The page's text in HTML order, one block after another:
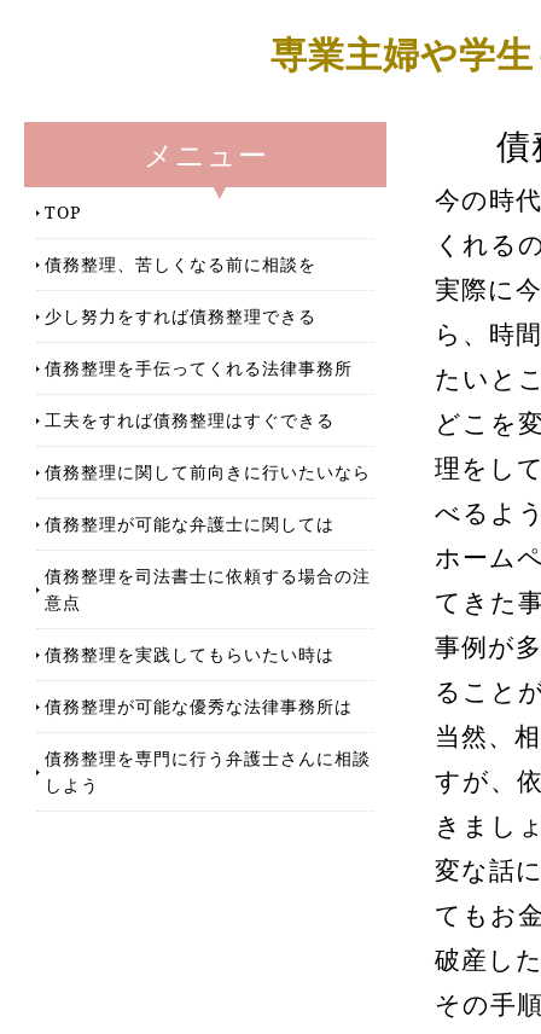
専業主婦や学
メニュー
TOP
債務整理、苦しくなる前に相談を
少し努力をすれば債務整理できる
債務整理を手伝ってくれる法律事務所
工夫をすれば債務整理はすぐできる
債務整理に関して前向きに行いたいなら
債務整理が可能な弁護士に関しては
債務整理を司法書士に依頼する場合の注
意点
債務整理を実践してもらいたい時は
債務整理が可能な優秀な法律事務所は
債務整理を専門に行う弁護士さんに相談
しよう
債
今の時
くれる
実際に
ら、時
たいと
どこを
理をし
べるよ
ホーム
てきた
事例が
ること
当然、
すが、
きまし
変な話
てもお
破産し
その手